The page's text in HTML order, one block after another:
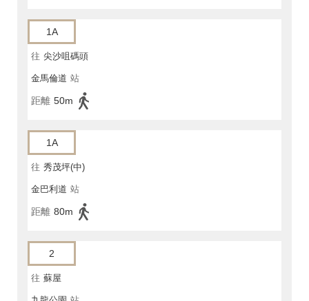
1A
往 尖沙咀碼頭
金馬倫道 站
距離 50m
1A
往 秀茂坪(中)
金巴利道 站
距離 80m
2
往 蘇屋